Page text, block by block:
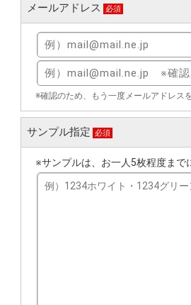
メールアドレス 必須
※確認のため、もう一度メールアドレス
サンプル指定 必須
※サンプルは、お一人5枚程度まで